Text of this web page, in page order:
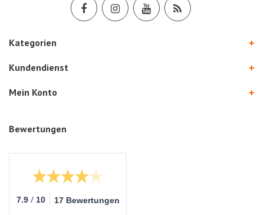
Kategorien
Kundendienst
Mein Konto
Bewertungen
7.9 / 10 17 Bewertungen